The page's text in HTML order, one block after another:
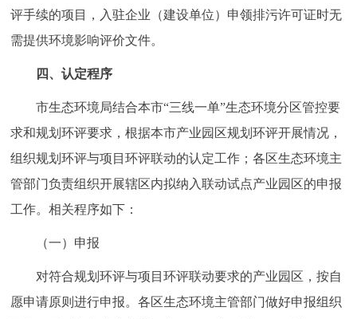
评手续的项目，入驻企业（建设单位）申领排污许可证时无
需提供环境影响评价文件。
四、认定程序
市生态环境局结合本市“三线一单”生态环境分区管控要
求和规划环评要求，根据本市产业园区规划环评开展情况，
组织规划环评与项目环评联动的认定工作；各区生态环境主
管部门负责组织开展辖区内拟纳入联动试点产业园区的申报
工作。相关程序如下：
（一）申报
对符合规划环评与项目环评联动要求的产业园区，按自
愿申请原则进行申报。各区生态环境主管部门做好申报组织